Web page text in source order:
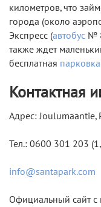
километров, что
города (около
Экспресс (автобус №
также ждет
бесплатная парковка
Контактная
Адрес: Joulumaantie,
Тел.: 0600 301 203
info@santapark.com
Официальный сайт